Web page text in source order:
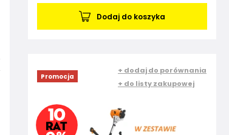
Dodaj do koszyka
Promocja
+ dodaj do porównania
+ do listy zakupowej